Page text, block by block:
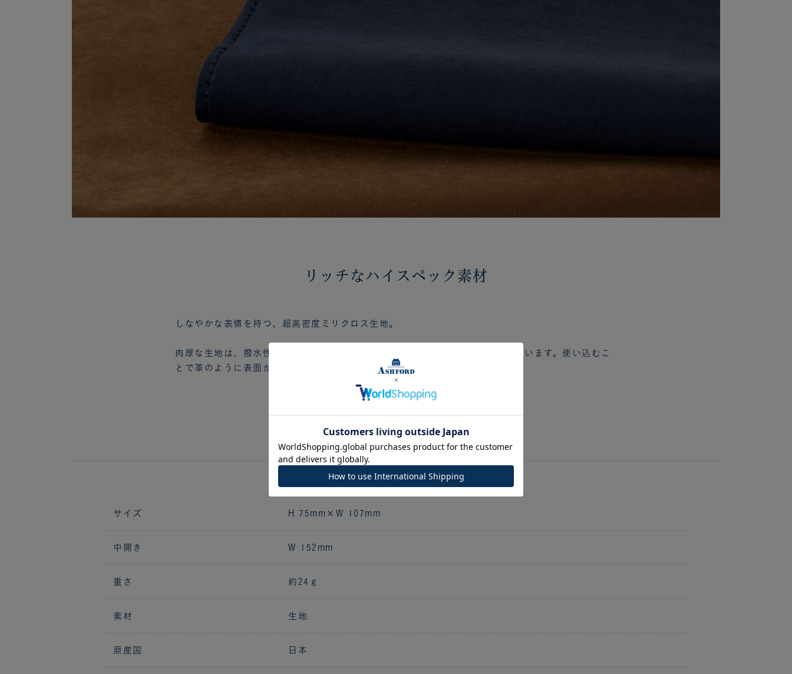
リッチなハイスペック素材
しなやかな表情を持つ、超高密度ミリクロス生地。
肉厚な生地は、撥水性、防風性、透湿性が高く、繊維を限界近くまで織り込んでいます。使い込むこ
とで革のように表面が潰れて色濃く、艶が出てくるエイジングが魅力的です。
サイズ・仕様
サイズ H 75mm×W 107mm
中開き W 152mm
重さ 約24ｇ
素材 生地
原産国 日本